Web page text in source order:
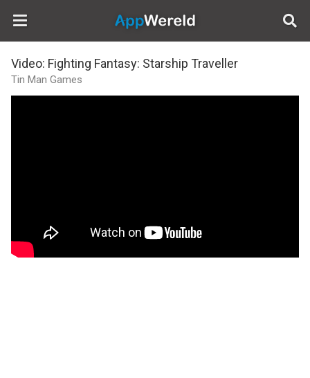
AppWereld
Video: Fighting Fantasy: Starship Traveller
Tin Man Games